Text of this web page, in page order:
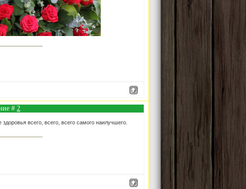
# 2
всего, всего, всего самого наилучшего.